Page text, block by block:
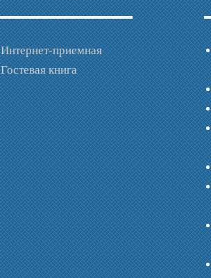
Интернет-приемная
Гостевая книга